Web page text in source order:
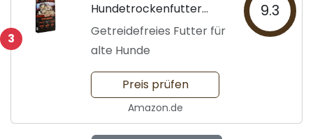
3
Hundetrockenfutter
Senior
Getreidefreies Futter für
alte Hunde
9.3
Preis prüfen
Amazon.de